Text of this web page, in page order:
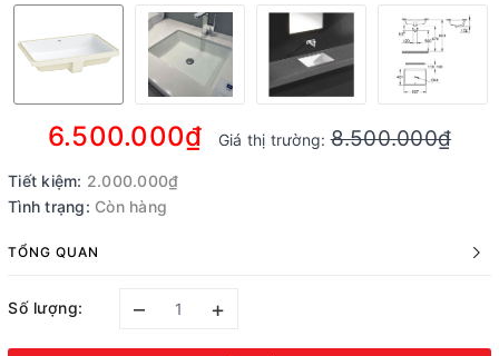
6.500.000₫ Giá thị trường:8.500.000₫
Tiết kiệm: 2.000.000₫
Tình trạng: Còn hàng
TỔNG QUAN
Số lượng: – +